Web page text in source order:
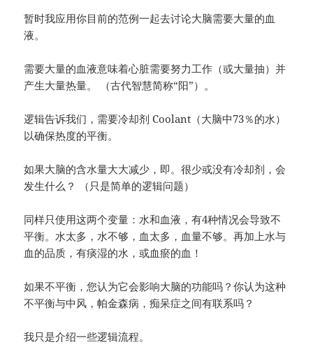
暂时我应用你目前的范例一起去讨论大脑需要大量的血
液。
需要大量的血液意味着心脏需要努力工作（或大量抽）并
产生大量热量。 （古代智慧简称“阳”）。
逻辑告诉我们，需要冷却剂 Coolant（大脑中73％的水）
以确保热度的平衡。
如果大脑的含水量大大减少，即。很少或没有冷却剂，会
发生什么？ （只是简单的逻辑问题）
同样只使用这两个变量：水和血液，有4种情况会导致不
平衡。水太多，水不够，血太多，血量不够。再加上水与
血的品质，有痰湿的水，或血瘀的血！
如果不平衡，您认为它会影响大脑的功能吗？你认为这种
不平衡与中风，帕金森病，痴呆症之间有联系吗？
我只是介绍一些逻辑流程。